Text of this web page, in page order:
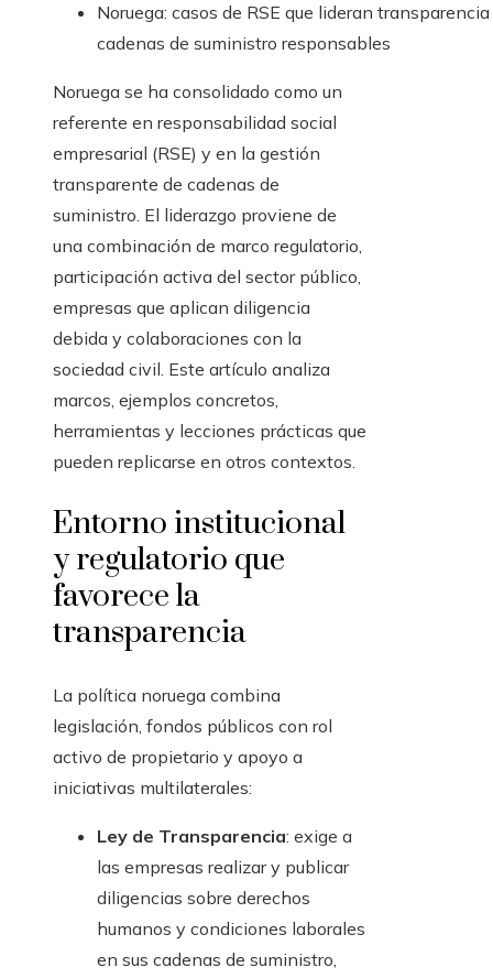
Noruega: casos de RSE que lideran
cadenas de suministro responsables
Noruega se ha consolidado como un
referente en responsabilidad social
empresarial (RSE) y en la gestión
transparente de cadenas de
suministro. El liderazgo proviene de
una combinación de marco regulatorio,
participación activa del sector público,
empresas que aplican diligencia
debida y colaboraciones con la
sociedad civil. Este artículo analiza
marcos, ejemplos concretos,
herramientas y lecciones prácticas que
pueden replicarse en otros contextos.
Entorno institucional
y regulatorio que
favorece la
transparencia
La política noruega combina
legislación, fondos públicos con rol
activo de propietario y apoyo a
iniciativas multilaterales:
Ley de Transparencia: exige a
las empresas realizar y publicar
diligencias sobre derechos
humanos y condiciones laborales
en sus cadenas de suministro,